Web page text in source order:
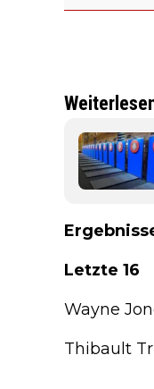
Letzte 16
Wayne
Thibault